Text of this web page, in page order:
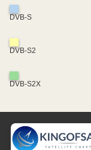
DVB-S
DVB-S2
DVB-S2X